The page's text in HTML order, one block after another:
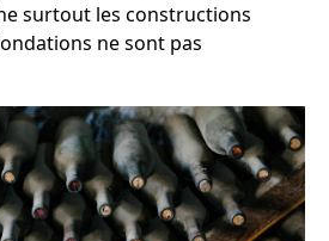
surtout les constructions
ne sont pas